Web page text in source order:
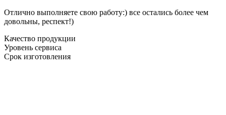
Отлично выполняете свою работу:) все остались более чем
довольны, респект!)
Качество продукции
Уровень сервиса
Срок изготовления